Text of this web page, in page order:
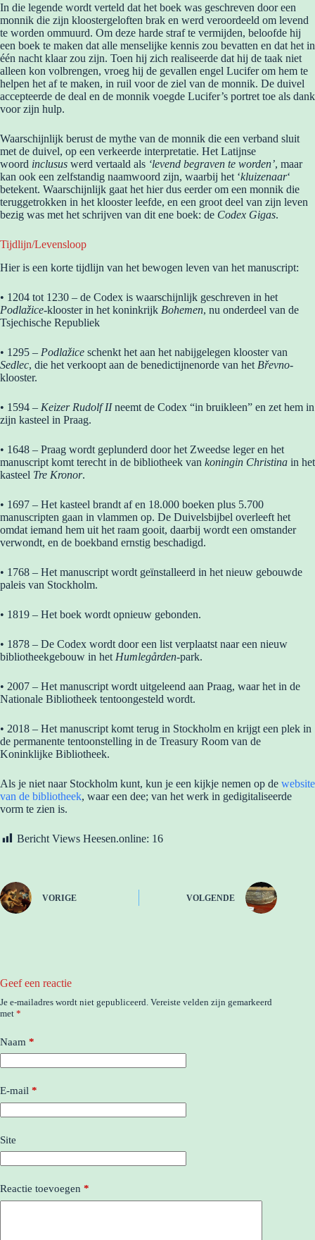
In die legende wordt verteld dat het boek was geschreven door een
monnik die zijn kloostergeloften brak en werd veroordeeld om levend
te worden ommuurd. Om deze harde straf te vermijden, beloofde hij
een boek te maken dat alle menselijke kennis zou bevatten en dat het in
één nacht klaar zou zijn. Toen hij zich realiseerde dat hij de taak niet
alleen kon volbrengen, vroeg hij de gevallen engel Lucifer om hem te
helpen het af te maken, in ruil voor de ziel van de monnik. De duivel
accepteerde de deal en de monnik voegde Lucifer’s portret toe als dank
voor zijn hulp.
Waarschijnlijk berust de mythe van de monnik die een verband sluit
met de duivel, op een verkeerde interpretatie. Het Latijnse
woord inclusus werd vertaald als ‘levend begraven te worden’, maar
kan ook een zelfstandig naamwoord zijn, waarbij het ‘kluizenaar‘
betekent. Waarschijnlijk gaat het hier dus eerder om een monnik die
teruggetrokken in het klooster leefde, en een groot deel van zijn leven
bezig was met het schrijven van dit ene boek: de Codex Gigas.
Tijdlijn/Levensloop
Hier is een korte tijdlijn van het bewogen leven van het manuscript:
• 1204 tot 1230 – de Codex is waarschijnlijk geschreven in het
Podlažice-klooster in het koninkrijk Bohemen, nu onderdeel van de
Tsjechische Republiek
• 1295 – Podlažice schenkt het aan het nabijgelegen klooster van
Sedlec, die het verkoopt aan de benedictijnenorde van het Břevno-
klooster.
• 1594 – Keizer Rudolf IIneemt de Codex “in bruikleen” en zet hem in
zijn kasteel in Praag.
• 1648 – Praag wordt geplunderd door het Zweedse leger en het
manuscript komt terecht in de bibliotheek van koningin Christina in het
kasteel Tre Kronor.
• 1697 – Het kasteel brandt af en 18.000 boeken plus 5.700
manuscripten gaan in vlammen op. De Duivelsbijbel overleeft het
omdat iemand hem uit het raam gooit, daarbij wordt een omstander
verwondt, en de boekband ernstig beschadigd.
• 1768 – Het manuscript wordt geïnstalleerd in het nieuw gebouwde
paleis van Stockholm.
• 1819 – Het boek wordt opnieuw gebonden.
• 1878 – De Codex wordt door een list verplaatst naar een nieuw
bibliotheekgebouw in het Humlegården-park.
• 2007 – Het manuscript wordt uitgeleend aan Praag, waar het in de
Nationale Bibliotheek tentoongesteld wordt.
• 2018 – Het manuscript komt terug in Stockholm en krijgt een plek in
de permanente tentoonstelling in de Treasury Room van de
Koninklijke Bibliotheek.
Als je niet naar Stockholm kunt, kun je een kijkje nemen op de website
van de bibliotheek, waar een dee; van het werk in gedigitaliseerde
vorm te zien is.
Bericht Views Heesen.online: 16
VORIGE VOLGENDE
Geef een reactie
Je e-mailadres wordt niet gepubliceerd. Vereiste velden zijn gemarkeerd
met *
Naam *
E-mail *
Site
Reactie toevoegen *